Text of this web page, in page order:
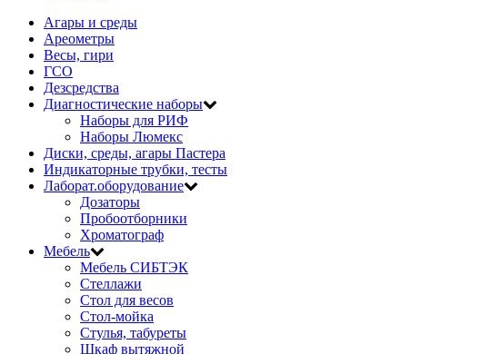
Агары и среды
Ареометры
Весы, гири
ГСО
Дезсредства
Диагностические наборы
Наборы для РИФ
Наборы Люмекс
Диски, среды, агары Пастера
Индикаторные трубки, тесты
Лаборат.оборудование
Дозаторы
Пробоотборники
Хроматограф
Мебель
Мебель СИБТЭК
Стеллажи
Стол для весов
Стол-мойка
Стулья, табуреты
Шкаф вытяжной